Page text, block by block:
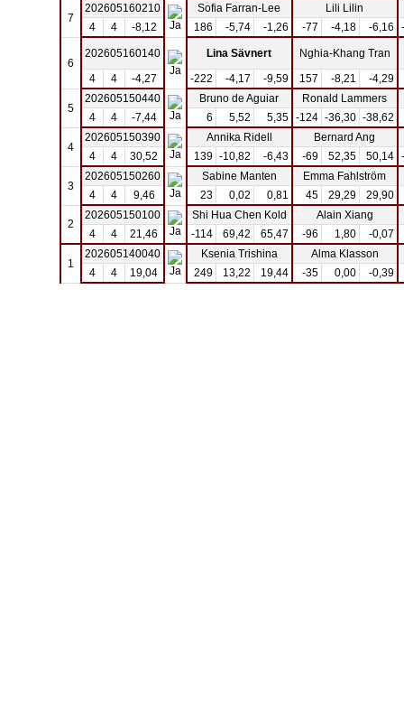
7
202605160210 Sofia Farran-Lee
Lili Lilin
4
4 -8,12 186 -5,74 -1,26 -77 -4,18 -6,16
6
202605160140 Lina Sävnert
Nghia-Khang Tran
4
4 -4,27 -222 -4,17 -9,59 157 -8,21 -4,29
5
202605150440 Bruno de Aguiar
Ronald Lammers
4
4 -7,44 6 5,52 5,35 -124 -36,30 -38,62
4
202605150390 Annika Ridell
Bernard Ang
4
4 30,52 139 -10,82 -6,43 -69 52,35 50,14
3
202605150260 Sabine Manten
Emma Fahlström
4
4 9,46 23 0,02 0,81 45 29,29 29,90
2
202605150100 Shi Hua Chen Kold
Alain Xiang
4
4 21,46 -114 69,42 65,47 -96 1,80 -0,07
1
202605140040 Ksenia Trishina Alma Klasson
4
4 19,04 249 13,22 19,44 -35 0,00 -0,39